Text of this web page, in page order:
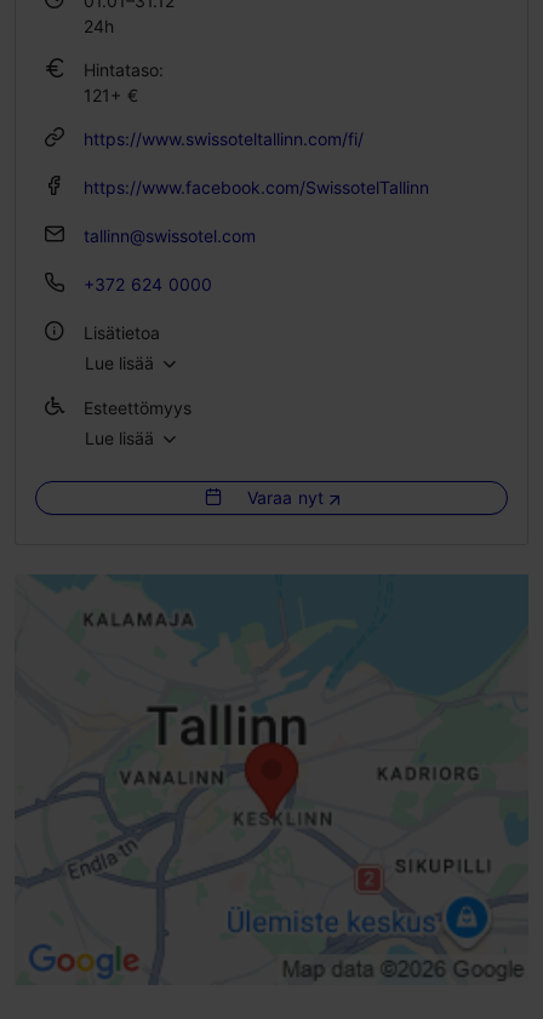
24h
Hintataso:
121+ €
https://www.swissoteltallinn.com/fi/
https://www.facebook.com/SwissotelTallinn
tallinn@swissotel.com
+372 624 0000
Lisätietoa
Vuodepaikkoja: 478
Green Key -merkki
Lue lisää
Esteettömyys
Esteetön pääsy skootterilla
Esteetön pääsy lastenvaunuilla
Hissit, tavallinen hissi - soveltuu pyörätuolille
Inva-WC
Lastenhoitohuone
WLAN
Lue lisää
Varaa nyt